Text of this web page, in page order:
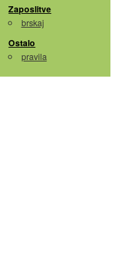
Zaposlitve
brskaj
Ostalo
pravila